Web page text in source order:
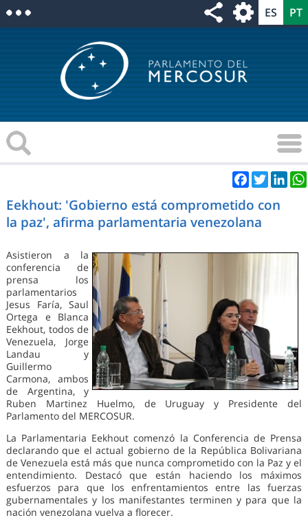
Facebook
Twitter
Eekhout: 'Gobierno está comprometido con
la paz', afirma parlamentaria venezolana
Asistieron a la
conferencia de
prensa los
parlamentarios
Jesus Faría, Saul
Ortega e Blanca
Eekhout, todos de
Venezuela, Jorge
Landau y
Guillermo
Carmona, ambos
de Argentina, y
Ruben Martinez Huelmo, de Uruguay y Presidente del
Parlamento del MERCOSUR.
La Parlamentaria Eekhout comenzó la Conferencia de Prensa
declarando que el actual gobierno de la República Bolivariana
de Venezuela está más que nunca comprometido con la Paz y el
entendimiento. Destacó que están haciendo los máximos
esfuerzos para que los enfrentamientos entre las fuerzas
gubernamentales y los manifestantes terminen y para que la
nación venezolana vuelva a florecer.